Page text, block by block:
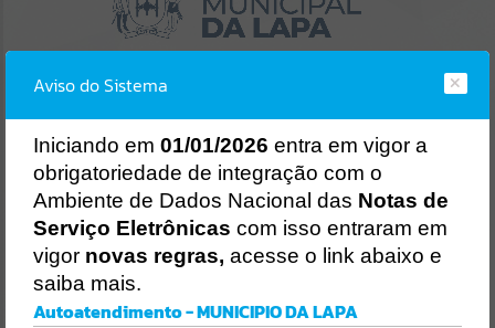
OUVIDORIA GERAL
DO MUNICÍPIO
LICITAÇÕES
NOTA FISCAL
ELETRÔNICA
Aviso do Sistema
Iniciando em 01/01/2026 entra em vigor a
obrigatoriedade de integração com o
Ambiente de Dados Nacional das Notas de
Serviço Eletrônicas com isso entraram em
vigor novas regras, acesse o link abaixo e
saiba mais.
Autoatendimento - MUNICIPIO DA LAPA
Erro
Gerenciamento do Sistema
Ocorreu um erro de script: